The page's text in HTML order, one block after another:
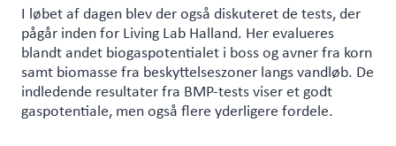
I løbet af dagen blev der også diskuteret de tests, der
pågår inden for Living Lab Halland. Her evalueres
blandt andet biogaspotentialet i boss og avner fra korn
samt biomasse fra beskyttelseszoner langs vandløb. De
indledende resultater fra BMP-tests viser et godt
gaspotentiale, men også flere yderligere fordele.